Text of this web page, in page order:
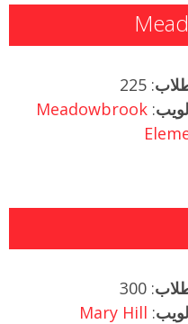
: 225
:
Meadowbrook
: 300
:
Mary Hill